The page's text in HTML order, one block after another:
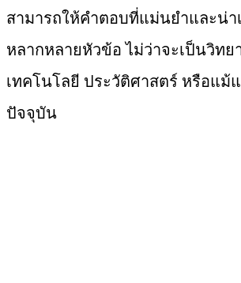
สามารถให้คำตอบที่แม่นยำและน่า
หลากหลายหัวข้อ ไม่ว่าจะเป็นวิทย
เทคโนโลยี ประวัติศาสตร์ หรือแม้
ปัจจุบัน